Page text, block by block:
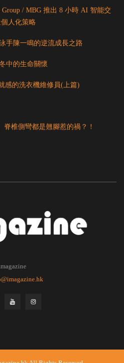
Group / MBG 推出 8 小時 AI 智能交
人化策略
手陳一鳴的逆流成長之路
中的生命關懷
感的洗衣機維修員(上篇)
椎側彎都是翹腳惹的禍？！